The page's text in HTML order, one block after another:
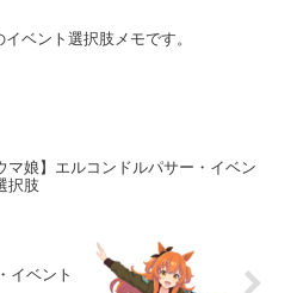
ベント選択肢メモです。
マ娘】エルコンドルパサー・イベン
択肢
イベント